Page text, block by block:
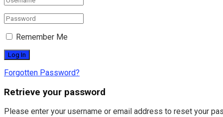
Remember Me
Forgotten Password?
Retrieve your password
Please enter your username or email address to reset your